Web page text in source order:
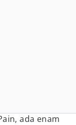
ada enam